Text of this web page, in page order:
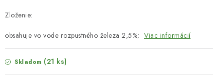
Zloženie:
obsahuje vo vode rozpustného železa 2,5%; Viac informácií
Skladom (21 ks)